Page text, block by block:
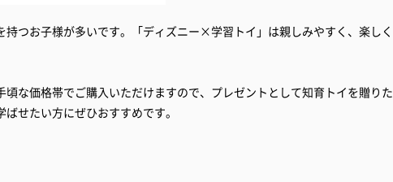
持つお子様が多いです。「ディズニー×学習トイ」は親しみやすく、楽しく
頃な価格帯でご購入いただけますので、プレゼントとして知育トイを贈りた
せたい方にぜひおすすめです。